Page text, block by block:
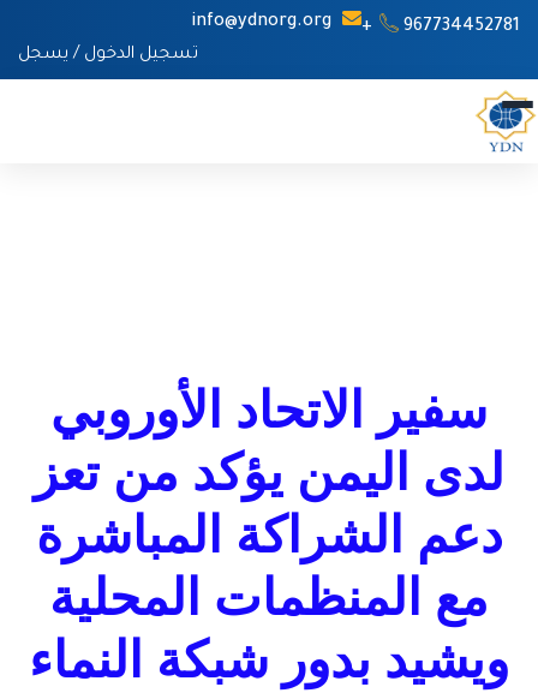
967734452781+
info@ydnorg.org
تسجيل الدخول / يسجل
سفير الاتحاد الأوروبي
لدى اليمن يؤكد من تعز
دعم الشراكة المباشرة
مع المنظمات المحلية
ويشيد بدور شبكة النماء